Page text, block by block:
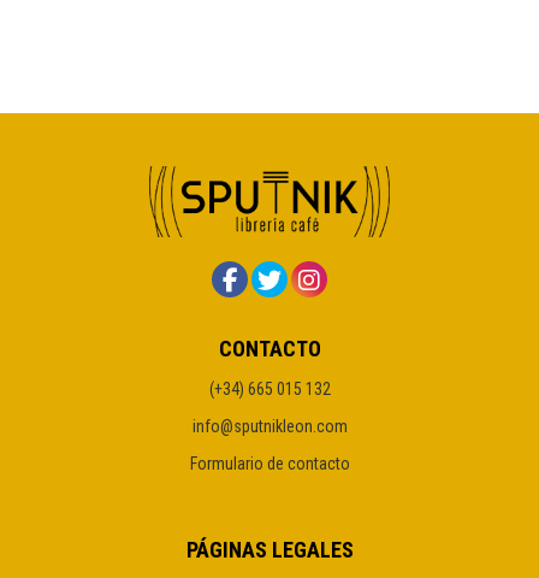
CONTACTO
(+34) 665 015 132
info@sputnikleon.com
Formulario de contacto
PÁGINAS LEGALES